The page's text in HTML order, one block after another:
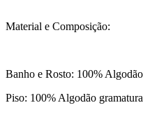
Material e Composição:
Banho e Rosto: 100%
Piso: 100% Algodão